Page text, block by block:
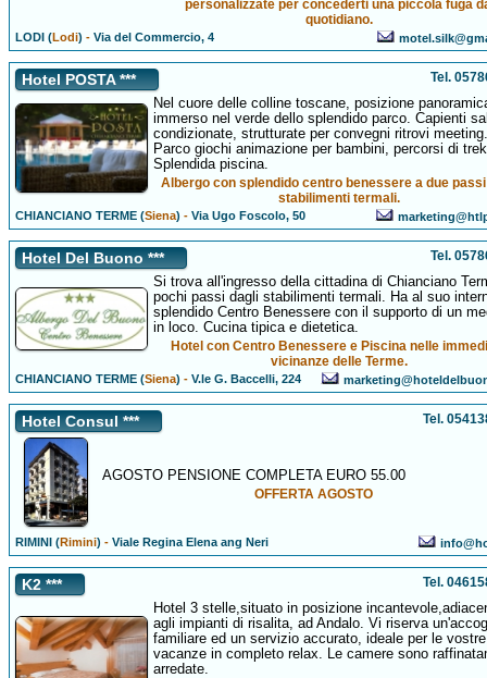
personalizzate per concederti una piccola fuga
quotidiano.
LODI (Lodi) -Via del Commercio, 4
Hotel POSTA *** Tel.
Nel cuore delle colline toscane, posizione
immerso nel verde dello splendido parco. Capienti
condizionate, strutturate per convegni ritrovi meeting.
Parco giochi animazione per bambini, percorsi di
Splendida piscina.
Albergo con splendido centro benessere a due
stabilimenti termali.
CHIANCIANO TERME (Siena) -Via Ugo Foscolo, 50
Hotel Del Buono *** Tel.
Si trova all'ingresso della cittadina di Chianciano
pochi passi dagli stabilimenti termali. Ha al suo
splendido Centro Benessere con il supporto di un
in loco. Cucina tipica e dietetica.
Hotel con Centro Benessere e Piscina nelle
vicinanze delle Terme.
CHIANCIANO TERME (Siena) -V.le G. Baccelli, 224
Hotel Consul *** Tel.
AGOSTO PENSIONE COMPLETA EURO 55.00
OFFERTA AGOSTO
RIMINI (Rimini) -Viale Regina Elena ang Neri
K2 *** Tel.
Hotel 3 stelle,situato in posizione
agli impianti di risalita, ad Andalo. Vi riserva
familiare ed un servizio accurato, ideale per le vostre
vacanze in completo relax. Le camere sono
arredate.